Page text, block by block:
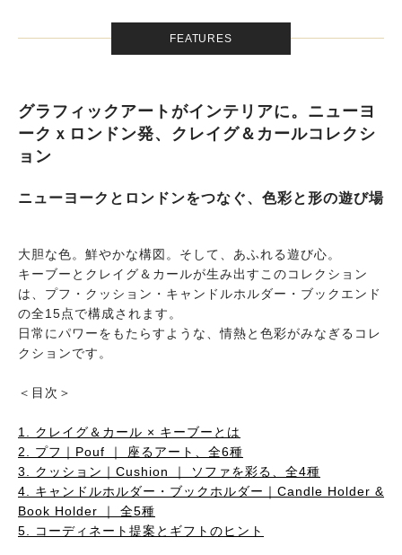
FEATURES
グラフィックアートがインテリアに。ニューヨ
ークｘロンドン発、クレイグ＆カールコレクシ
ョン
ニューヨークとロンドンをつなぐ、色彩と形の遊び場
大胆な色。鮮やかな構図。そして、あふれる遊び心。
キーブーとクレイグ＆カールが生み出すこのコレクション
は、プフ・クッション・キャンドルホルダー・ブックエンド
の全15点で構成されます。
日常にパワーをもたらすような、情熱と色彩がみなぎるコレ
クションです。
＜目次＞
1. クレイグ＆カール × キーブーとは
2. プフ｜Pouf ｜ 座るアート、全6種
3. クッション｜Cushion ｜ ソファを彩る、全4種
4. キャンドルホルダー・ブックホルダー｜Candle Holder &
Book Holder ｜ 全5種
5. コーディネート提案とギフトのヒント